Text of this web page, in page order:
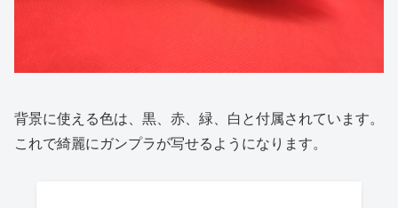
背景に使える色は、黒、赤、緑、白と付属されています。
これで綺麗にガンプラが写せるようになります。